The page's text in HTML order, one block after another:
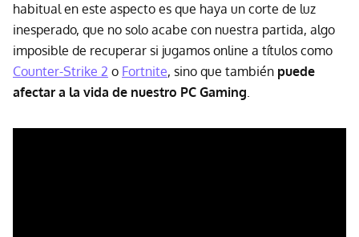
habitual en este aspecto es que haya un corte de luz
inesperado, que no solo acabe con nuestra partida, algo
imposible de recuperar si jugamos online a títulos como
Counter-Strike 2 o Fortnite, sino que también puede
afectar a la vida de nuestro PC Gaming.